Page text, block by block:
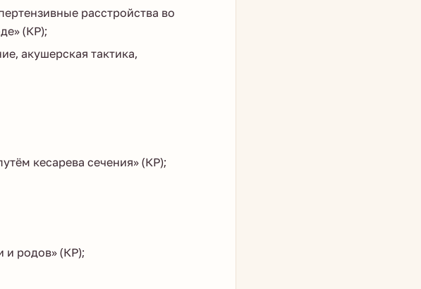
расстройства во
(КР);
акушерская тактика,
кесарева сечения» (КР);
и родов» (КР);